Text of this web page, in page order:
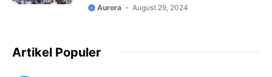
Aurora August 29, 2024
Artikel Populer